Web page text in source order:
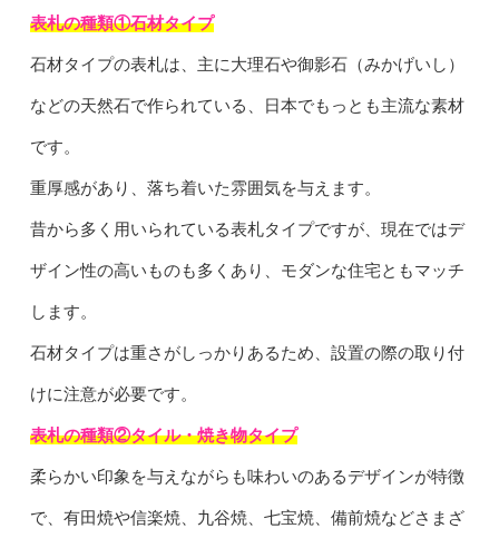
表札の種類①石材タイプ
石材タイプの表札は、主に大理石や御影石（みかげいし）
などの天然石で作られている、日本でもっとも主流な素材
です。
重厚感があり、落ち着いた雰囲気を与えます。
昔から多く用いられている表札タイプですが、現在ではデ
ザイン性の高いものも多くあり、モダンな住宅ともマッチ
します。
石材タイプは重さがしっかりあるため、設置の際の取り付
けに注意が必要です。
表札の種類②タイル・焼き物タイプ
柔らかい印象を与えながらも味わいのあるデザインが特徴
で、有田焼や信楽焼、九谷焼、七宝焼、備前焼などさまざ